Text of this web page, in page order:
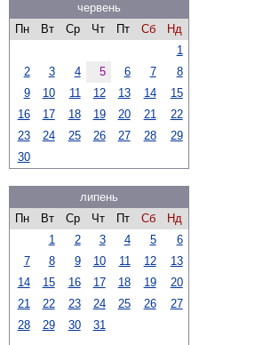
червень
Пн
Вт Ср Чт Пт Сб
Нд
1
2
3 4 5 6 7
8
9
10 11 12 13 14
15
16
17 18 19 20 21
22
23
24 25 26 27 28
29
30
липень
Пн
Вт Ср Чт Пт Сб
Нд
1
2 3 4 5
6
7
8 9 10 11 12
13
14
15 16 17 18 19
20
21
22 23 24 25 26
27
28
29 30 31